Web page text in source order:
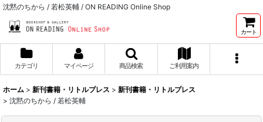
沈黙のちから / 若松英輔 / ON READING Online Shop
カート
カテゴリ マイページ 商品検索 ご利用案内
ホーム > 新刊書籍・リトルプレス > 新刊書籍・リトルプレス
> 沈黙のちから / 若松英輔